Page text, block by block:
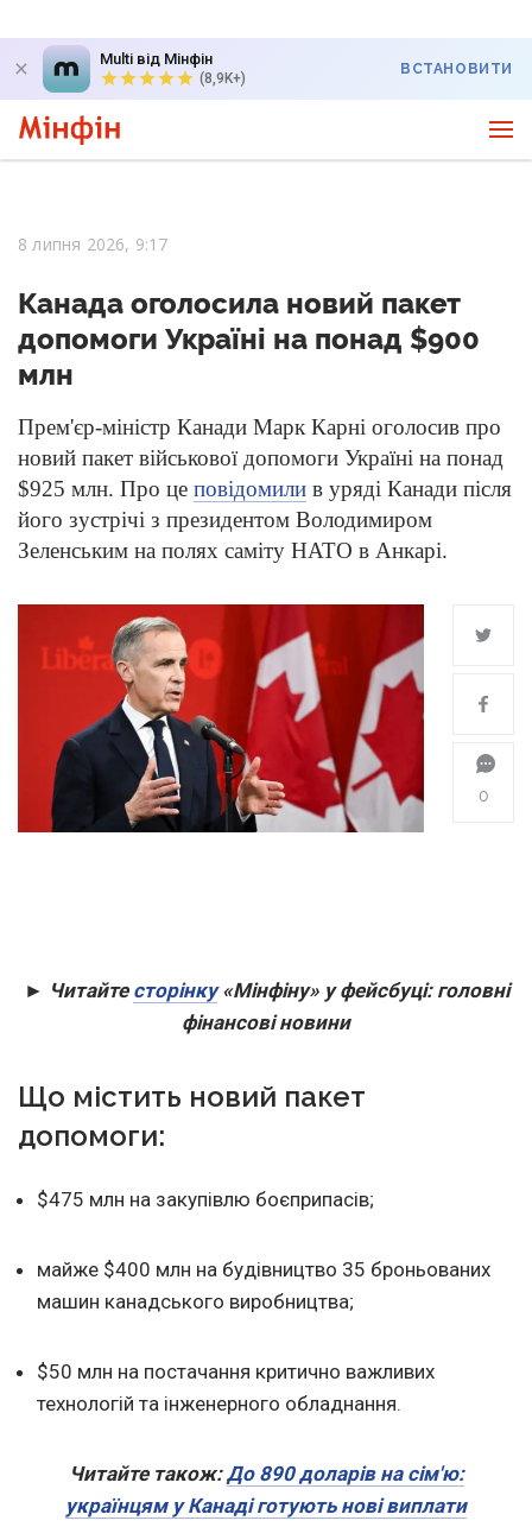
Multi від Мінфін
(8,9K+)
ВСТАНОВИТИ
8 липня 2026, 9:17
Канада оголосила новий пакет
допомоги Україні на понад $900
млн
Прем'єр-міністр Канади Марк Карні оголосив про
новий пакет військової допомоги Україні на понад
$925 млн. Про це повідомили в уряді Канади після
його зустрічі з президентом Володимиром
Зеленським на полях саміту НАТО в Анкарі.
0
► Читайте сторінку«Мінфіну» у фейсбуці: головні
фінансові новини
Що містить новий пакет
допомоги:
$475 млн на закупівлю боєприпасів;
майже $400 млн на будівництво 35 броньованих
машин канадського виробництва;
$50 млн на постачання критично важливих
технологій та інженерного обладнання.
Читайте також:До 890 доларів на сім'ю:
українцям у Канаді готують нові виплати